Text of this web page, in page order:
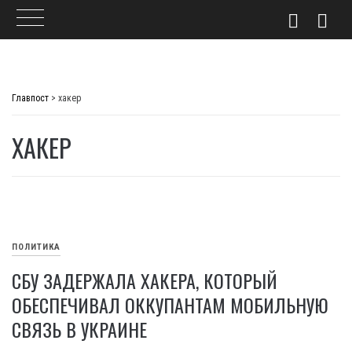
Главпост > хакер
ХАКЕР
ПОЛИТИКА
СБУ ЗАДЕРЖАЛА ХАКЕРА, КОТОРЫЙ
ОБЕСПЕЧИВАЛ ОККУПАНТАМ МОБИЛЬНУЮ
СВЯЗЬ В УКРАИНЕ